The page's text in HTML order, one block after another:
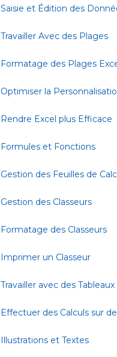
Saisie et Édition des
Travailler Avec des Plages
Formatage des Plages
Optimiser la
Rendre Excel plus Efficace
Formules et Fonctions
Gestion des Feuilles de
Gestion des Classeurs
Formatage des Classeurs
Imprimer un Classeur
Travailler avec des Tableaux
Effectuer des Calculs sur
Illustrations et Textes